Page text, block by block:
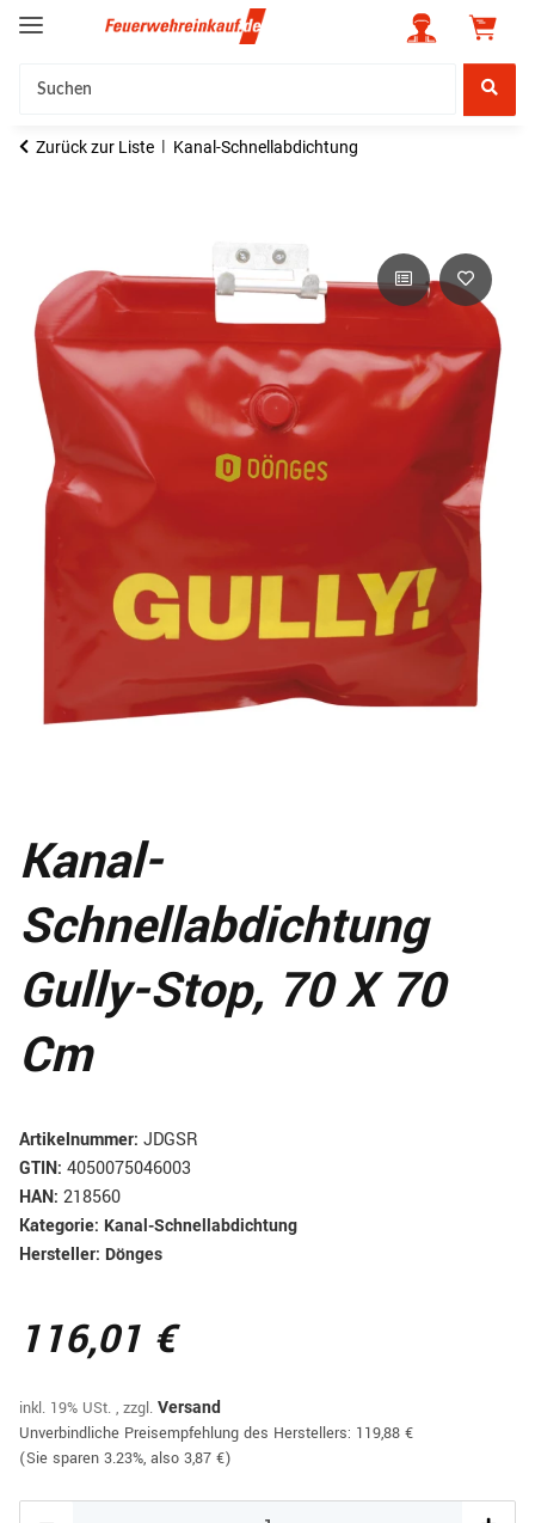
Zurück zur Liste Kanal-Schnellabdichtung
Kanal-
Schnellabdichtung
Gully-Stop, 70 X 70
Cm
Artikelnummer: JDGSR
GTIN: 4050075046003
HAN: 218560
Kategorie: Kanal-Schnellabdichtung
Hersteller: Dönges
116,01 €
inkl. 19% USt. , zzgl. Versand
Unverbindliche Preisempfehlung des Herstellers: 119,88 €
(Sie sparen 3.23%, also 3,87 €)